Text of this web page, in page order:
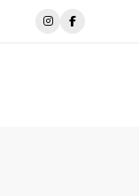
Dönüştürüyoruz